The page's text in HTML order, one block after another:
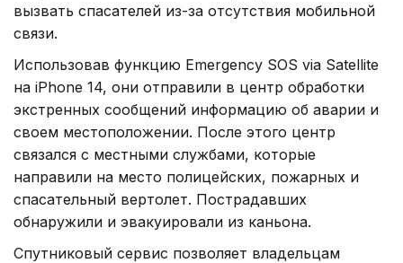
вызвать спасателей из-за отсутствия мобильной
связи.
Использовав функцию Emergency SOS via Satellite
на iPhone 14, они отправили в центр обработки
экстренных сообщений информацию об аварии и
своем местоположении. После этого центр
связался с местными службами, которые
направили на место полицейских, пожарных и
спасательный вертолет. Пострадавших
обнаружили и эвакуировали из каньона.
Спутниковый сервис позволяет владельцам